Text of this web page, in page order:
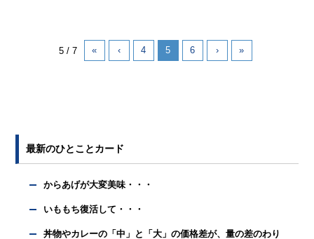
5 / 7 « ‹ 4 5 6 › »
最新のひとことカード
からあげが大変美味・・・
いももち復活して・・・
丼物やカレーの「中」と「大」の価格差が、量の差のわり